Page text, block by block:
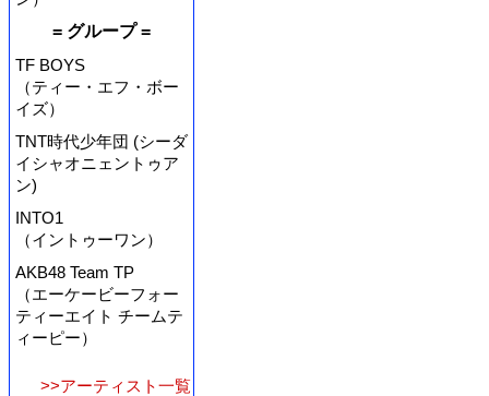
= グループ =
TF BOYS
（ティー・エフ・ボー
イズ）
TNT時代少年団 (シーダ
イシャオニェントゥア
ン)
INTO1
（イントゥーワン）
AKB48 Team TP
（エーケービーフォー
ティーエイト チームテ
ィーピー）
>>アーティスト一覧